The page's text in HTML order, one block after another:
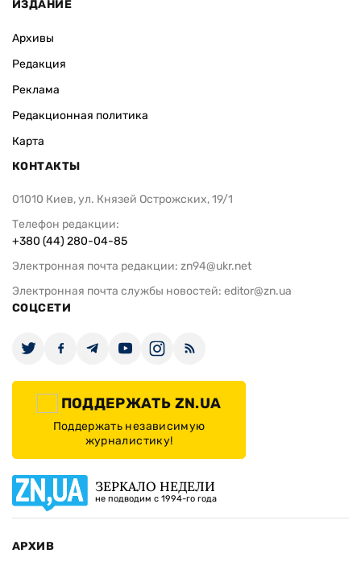
ИЗДАНИЕ
Архивы
Редакция
Реклама
Редакционная политика
Карта
КОНТАКТЫ
01010 Киев, ул. Князей Острожских, 19/1
Телефон редакции:
+380 (44) 280-04-85
Электронная почта редакции: zn94@ukr.net
Электронная почта службы новостей: editor@zn.ua
СОЦСЕТИ
ПОДДЕРЖАТЬ ZN.UA
Поддержать независимую
журналистику!
ЗЕРКАЛО НЕДЕЛИ
не подводим с 1994-го года
АРХИВ